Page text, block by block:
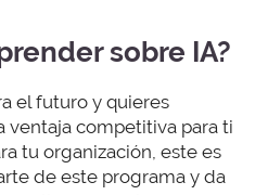
sobre IA?
el futuro y quieres
ventaja competitiva para ti
tu organización, este es
de este programa y da